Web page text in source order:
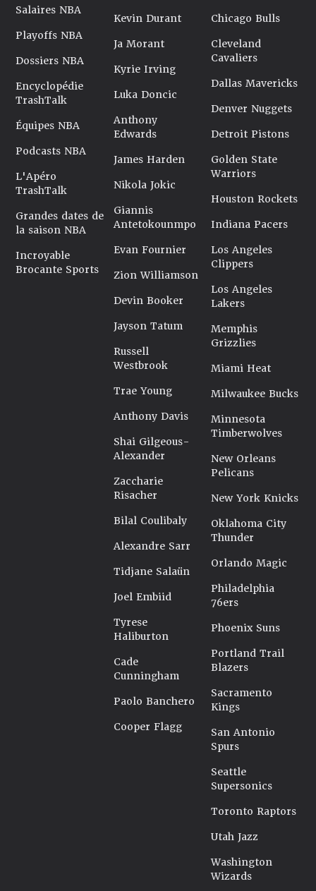
Salaires NBA
Playoffs NBA
Dossiers NBA
Encyclopédie
TrashTalk
Équipes NBA
Podcasts NBA
L'Apéro
TrashTalk
Grandes dates de
la saison NBA
Incroyable
Brocante Sports
Kevin Durant
Ja Morant
Kyrie Irving
Luka Doncic
Anthony
Edwards
James Harden
Nikola Jokic
Giannis
Antetokounmpo
Evan Fournier
Zion Williamson
Devin Booker
Jayson Tatum
Russell
Westbrook
Trae Young
Anthony Davis
Shai Gilgeous-
Alexander
Zaccharie
Risacher
Bilal Coulibaly
Alexandre Sarr
Tidjane Salaün
Joel Embiid
Tyrese
Haliburton
Cade
Cunningham
Paolo Banchero
Cooper Flagg
Chicago Bulls
Cleveland
Cavaliers
Dallas Mavericks
Denver Nuggets
Detroit Pistons
Golden State
Warriors
Houston Rockets
Indiana Pacers
Los Angeles
Clippers
Los Angeles
Lakers
Memphis
Grizzlies
Miami Heat
Milwaukee Bucks
Minnesota
Timberwolves
New Orleans
Pelicans
New York Knicks
Oklahoma City
Thunder
Orlando Magic
Philadelphia
76ers
Phoenix Suns
Portland Trail
Blazers
Sacramento
Kings
San Antonio
Spurs
Seattle
Supersonics
Toronto Raptors
Utah Jazz
Washington
Wizards